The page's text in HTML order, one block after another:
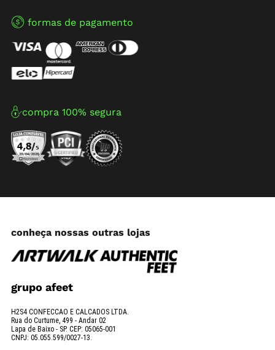
formas de pagamento
compra 100% segura
conheça nossas outras lojas
grupo afeet
H2S4 CONFECCAO E CALCADOS LTDA.
Rua do Curtume, 499 - Andar 02
Lapa de Baixo - SP. CEP: 05065-001
CNPJ: 05.055.599/0027-13.